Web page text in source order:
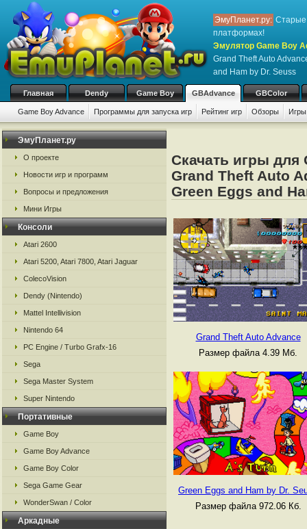
ЭмуПланет.ру: Старые
платформах!
Эмулятор Game Boy
Grand Theft Auto
and Ham by Dr. Seuss
Главная Dendy Game Boy GBAdvance GBColor
Game Boy Advance Программы для запуска игр Рейтинг игр Обзоры
ЭмуПланет.ру
О проекте
Новости игр и программ
Вопросы и предложения
Мини Игры
Консоли
Atari 2600
Atari 5200, Atari 7800, Atari Jaguar
ColecoVision
Dendy (Nintendo)
Mattel Intellivision
Nintendo 64
PC Engine / Turbo Grafx-16
Sega
Sega Master System
Super Nintendo
Портативные
Game Boy
Game Boy Advance
Game Boy Color
Sega Game Gear
WonderSwan / Color
Аркадные
Скачать игры для
Grand Theft Auto
Green Eggs and
Grand Theft Auto Advance
Размер файла 4.39 Мб.
Green Eggs and Ham by Dr.
Размер файла 972.06 Кб.